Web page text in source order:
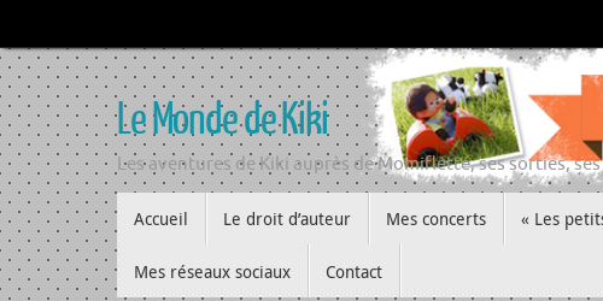
au
contenu
Le Monde de Kiki
Les aventures de Kiki auprès de Momiflette, ses sorties,
au
contenu
Accueil Le droit d’auteur Mes concerts « Les
Mes réseaux sociaux Contact